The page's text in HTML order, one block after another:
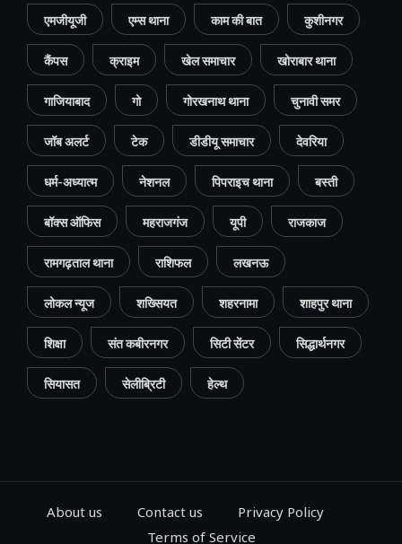
एमजीयूजी एम्स थाना काम की बात कुशीनगर
कैंपस क्राइम खेल समाचार खोराबार थाना
गाजियाबाद गो गोरखनाथ थाना चुनावी समर
जॉब अलर्ट टेक डीडीयू समाचार देवरिया
धर्म-अध्यात्म नेशनल पिपराइच थाना बस्ती
बॉक्स ऑफिस महराजगंज यूपी राजकाज
रामगढ़ताल थाना राशिफल लखनऊ
लोकल न्यूज शख्सियत शहरनामा शाहपुर थाना
शिक्षा संत कबीरनगर सिटी सेंटर सिद्धार्थनगर
सियासत सेलीब्रिटी हेल्थ
About us Contact us
Privacy Policy
Terms of Service